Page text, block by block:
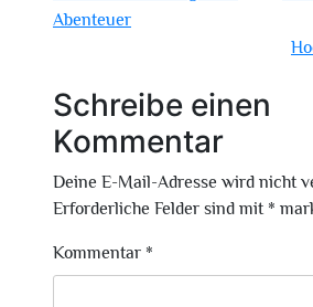
Abenteuer
Schreibe einen
Kommentar
Deine E-Mail-Adresse wird nicht
Erforderliche Felder sind mit *
Kommentar *